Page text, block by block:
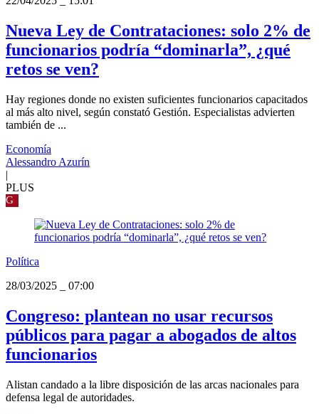
Nueva Ley de Contrataciones: solo 2% de
funcionarios podría “dominarla”, ¿qué
retos se ven?
Hay regiones donde no existen suficientes funcionarios capacitados
al más alto nivel, según constató Gestión. Especialistas advierten
también de ...
Economía
Alessandro Azurín
|
PLUS
G
Política
28/03/2025
07:00
Congreso: plantean no usar recursos
públicos para pagar a abogados de altos
funcionarios
Alistan candado a la libre disposición de las arcas nacionales para
defensa legal de autoridades.